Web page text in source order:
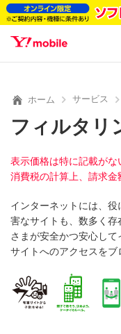
SEARCH
ホーム サービス
フィルタリ
表示価格は特に記載がな
消費税の計算上、請求金
インターネットには、
害なサイトも、数多く
さまが安全かつ安心し
サイトへのアクセスをブ